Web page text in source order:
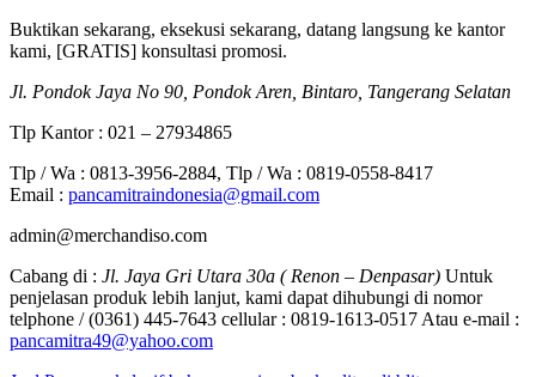
Buktikan sekarang, eksekusi sekarang, datang langsung ke kantor
kami, [GRATIS] konsultasi promosi.
Jl. Pondok Jaya No 90, Pondok Aren, Bintaro, Tangerang Selatan
Tlp Kantor : 021 – 27934865
Tlp / Wa : 0813-3956-2884, Tlp / Wa : 0819-0558-8417
Email : pancamitraindonesia@gmail.com
admin@merchandiso.com
Cabang di : Jl. Jaya Gri Utara 30a ( Renon – Denpasar) Untuk
penjelasan produk lebih lanjut, kami dapat dihubungi di nomor
telphone / (0361) 445-7643 cellular : 0819-1613-0517 Atau e-mail :
pancamitra49@yahoo.com